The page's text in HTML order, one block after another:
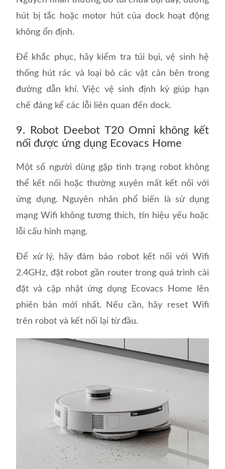
hút bị tắc hoặc motor hút của dock hoạt động
không ổn định.
Để khắc phục, hãy kiểm tra túi bụi, vệ sinh hệ
thống hút rác và loại bỏ các vật cản bên trong
đường dẫn khí. Việc vệ sinh định kỳ giúp hạn
chế đáng kể các lỗi liên quan đến dock.
9. Robot Deebot T20 Omni không kết
nối được ứng dụng Ecovacs Home
Một số người dùng gặp tình trạng robot không
thể kết nối hoặc thường xuyên mất kết nối với
ứng dụng. Nguyên nhân phổ biến là sử dụng
mạng Wifi không tương thích, tín hiệu yếu hoặc
lỗi cấu hình mạng.
Để xử lý, hãy đảm bảo robot kết nối với Wifi
2.4GHz, đặt robot gần router trong quá trình cài
đặt và cập nhật ứng dụng Ecovacs Home lên
phiên bản mới nhất. Nếu cần, hãy reset Wifi
trên robot và kết nối lại từ đầu.